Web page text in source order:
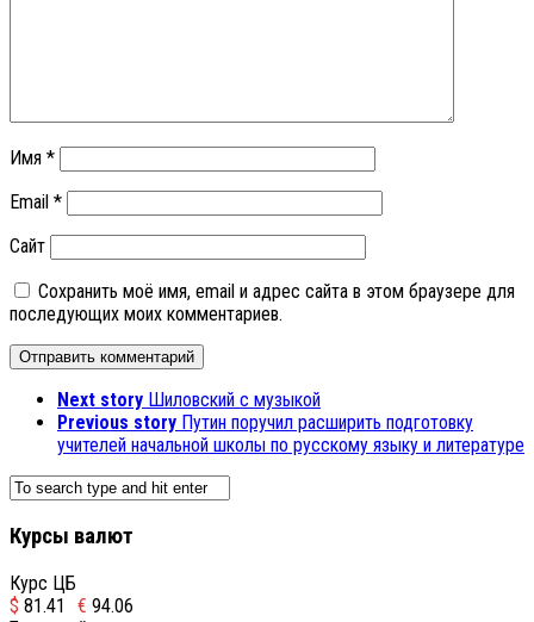
Имя *
Email *
Сайт
Сохранить моё имя, email и адрес сайта в этом браузере для
последующих моих комментариев.
Next story Шиловский с музыкой
Previous story Путин поручил расширить подготовку
учителей начальной школы по русскому языку и литературе
Курсы валют
Курс ЦБ
$ 81.41 € 94.06